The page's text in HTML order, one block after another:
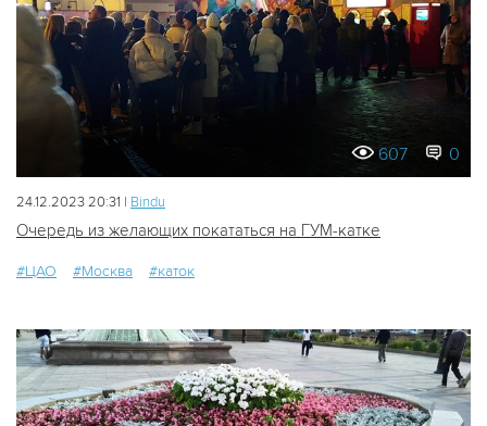
607 0
24.12.2023 20:31 | Bindu
Очередь из желающих покататься на ГУМ-катке
#ЦАО #Москва #каток